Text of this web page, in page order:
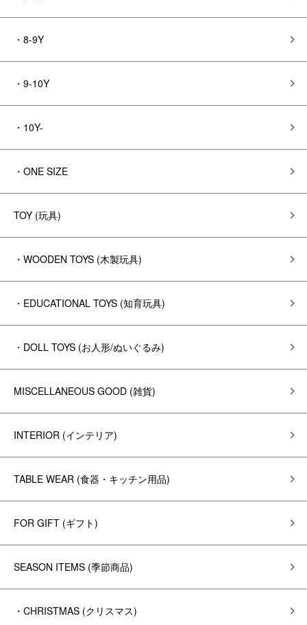
・8-9Y
・9-10Y
・10Y-
・ONE SIZE
TOY (玩具)
・WOODEN TOYS (木製玩具)
・EDUCATIONAL TOYS (知育玩具)
・DOLL TOYS (お人形/ぬいぐるみ)
MISCELLANEOUS GOOD (雑貨)
INTERIOR (インテリア)
TABLE WEAR (食器・キッチン用品)
FOR GIFT (ギフト)
SEASON ITEMS (季節商品)
・CHRISTMAS (クリスマス)